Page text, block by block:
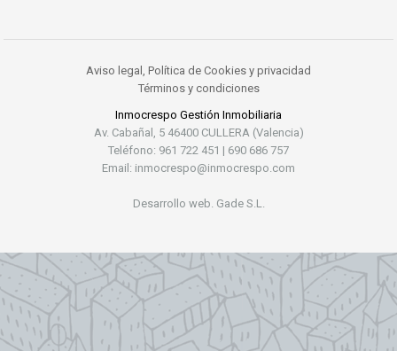
Aviso legal, Política de Cookies y privacidad
Términos y condiciones
Inmocrespo Gestión Inmobiliaria
Av. Cabañal, 5 46400 CULLERA (Valencia)
Teléfono: 961 722 451 | 690 686 757
Email: inmocrespo@inmocrespo.com
Desarrollo web. Gade S.L.